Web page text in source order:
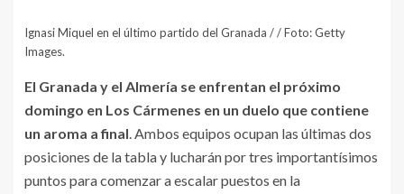
Ignasi Miquel en el último partido del Granada / / Foto: Getty
Images.
El Granada y el Almería se enfrentan el próximo
domingo en Los Cármenes en un duelo que contiene
un aroma a final. Ambos equipos ocupan las últimas dos
posiciones de la tabla y lucharán por tres importantísimos
puntos para comenzar a escalar puestos en la